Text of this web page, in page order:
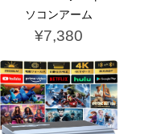
ソコンアーム
¥7,380